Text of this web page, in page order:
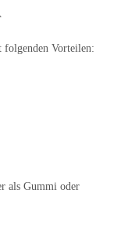
folgenden Vorteilen:
als Gummi oder